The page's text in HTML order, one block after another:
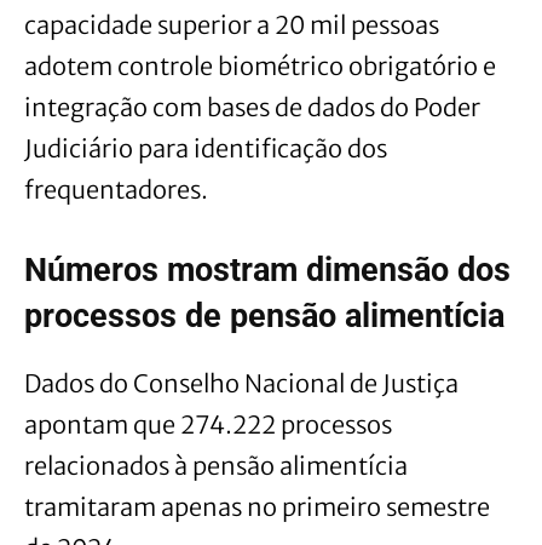
capacidade superior a 20 mil pessoas
adotem controle biométrico obrigatório e
integração com bases de dados do Poder
Judiciário para identificação dos
frequentadores.
Números mostram dimensão dos
processos de pensão alimentícia
Dados do Conselho Nacional de Justiça
apontam que 274.222 processos
relacionados à pensão alimentícia
tramitaram apenas no primeiro semestre